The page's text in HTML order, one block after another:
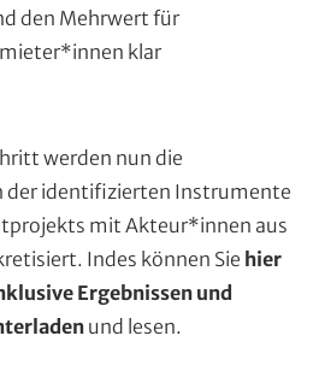
den Mehrwert für
klar
werden nun die
der identifizierten Instrumente
mit Akteur*innen aus
Indes können Sie hier
Ergebnissen und
und lesen.